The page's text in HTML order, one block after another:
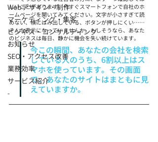
Webデザイン・制作
マーケティング・集客
ビジネス・コンサルティング
お知らせ
SEO・アクセス改善
業務効率
サービス紹介
-
しいことがあります。今すぐスマートフォンで自社のホ
ームページを開いてみてください。文字が小さすぎて読
めない、横にはみ出している、ボタンが押しにくい……
そんな表示になっていませんか。もしそうなら、あなた
のビジネスは毎日、静かに機会を失い続けています。
今この瞬間、あなたの会社を検索
している人のうち、6割以上はス
マホを使っています。その画面
で、あなたのサイトはまともに見
えていますか。